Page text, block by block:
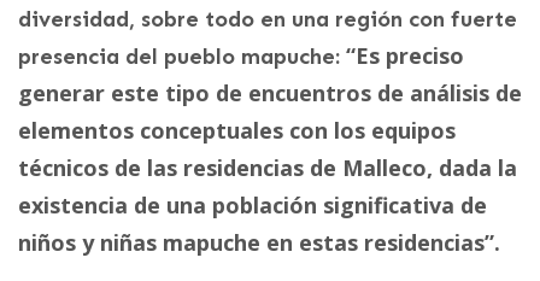
diversidad, sobre todo en una región con fuerte
presencia del pueblo mapuche: “Es preciso
generar este tipo de encuentros de análisis de
elementos conceptuales con los equipos
técnicos de las residencias de Malleco, dada la
existencia de una población significativa de
niños y niñas mapuche en estas residencias”.